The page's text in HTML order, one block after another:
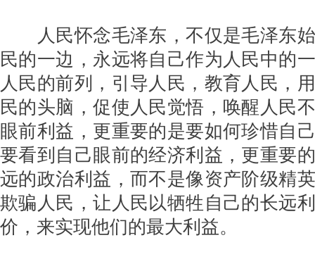
人民怀念毛泽东，不仅是毛泽东
民的一边，永远将自己作为人民中的
人民的前列，引导人民，教育人民，
民的头脑，促使人民觉悟，唤醒人民
眼前利益，更重要的是要如何珍惜自
要看到自己眼前的经济利益，更重要
远的政治利益，而不是像资产阶级精
欺骗人民，让人民以牺牲自己的长远
价，来实现他们的最大利益。